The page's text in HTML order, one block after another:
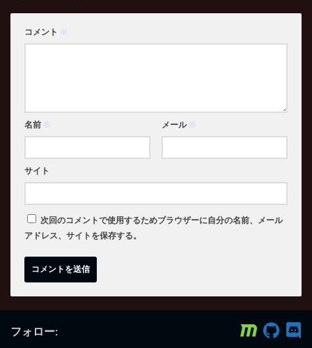
コメント ※
名前 ※ メール ※
サイト
次回のコメントで使用するためブラウザーに自分の名前、メール
アドレス、サイトを保存する。
フォロー: